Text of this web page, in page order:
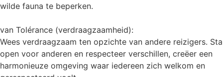
wilde fauna te beperken.
van Tolérance (verdraagzaamheid):
Wees verdraagzaam ten opzichte van andere reizigers. Sta
open voor anderen en respecteer verschillen, creëer een
harmonieuze omgeving waar iedereen zich welkom en